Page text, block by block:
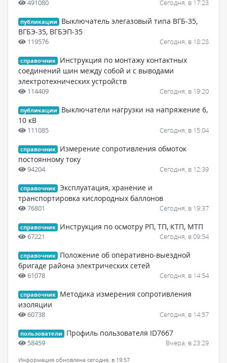
491080 Сегодня, в 17:23
публикации
Выключатель элегазовый типа ВГБ-35,
ВГБЭ-35, ВГБЭП-35
119576 Сегодня, в 18:28
справочник
Инструкция по монтажу контактных
соединений шин между собой и с выводами
электротехнических устройств
114409 Сегодня, в 19:20
публикации
Выключатели нагрузки на напряжение 6,
10 кВ
111085 Сегодня, в 15:04
справочник
Измерение сопротивления обмоток
постоянному току
94204 Сегодня, в 12:39
справочник Эксплуатация, хранение и
транспортировка кислородных баллонов
76801 Сегодня, в 19:37
справочник Инструкция по осмотру РП, ТП, КТП, МТП
67221 Сегодня, в 09:54
справочник
Положение об оперативно-выездной
бригаде района электрических сетей
61078 Сегодня, в 14:54
справочник
Методика измерения сопротивления
изоляции
60738 Сегодня, в 14:57
пользователи Профиль пользователя ID7667
58459 Вчера, в 23:29
Информация обновлена сегодня, в 19:57